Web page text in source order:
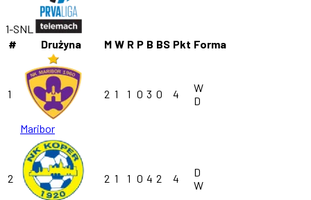
1-SNL
#
Drużyna M W R P B BS Pkt Forma
1
Maribor
2 1 1 0 3 0 4
W
D
2 2 1 1 0 4 2 4
D
W